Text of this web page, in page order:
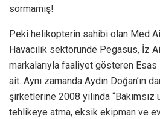
sormamış!
Peki helikopterin sahibi olan Med
Havacılık sektöründe Pegasus, İz
markalarıyla faaliyet gösteren Esas
ait. Aynı zamanda Aydın Doğan’ın
şirketlerine 2008 yılında
tehlikeye atma, eksik ekipman ve